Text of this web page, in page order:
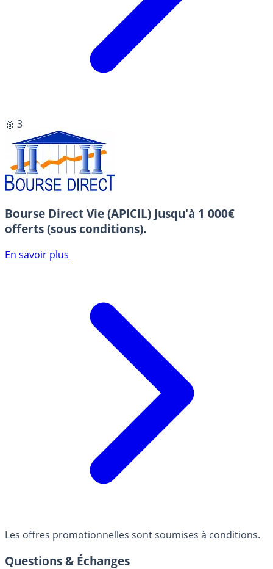
🥉 3
Bourse Direct Vie (APICIL) Jusqu'à 1 000€
offerts (sous conditions).
En savoir plus
Les offres promotionnelles sont soumises à conditions.
Questions & Échanges